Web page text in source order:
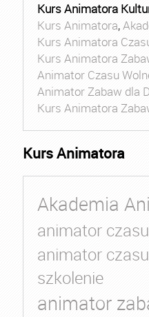
Kurs Animatora
Kurs Animatora,
Kurs Animatora
Kurs Animatora
Animator Czasu
Animator Zabaw dla
Kurs Animatora
Kurs Animatora
Akademia
animator
animator
szkolenie
animator